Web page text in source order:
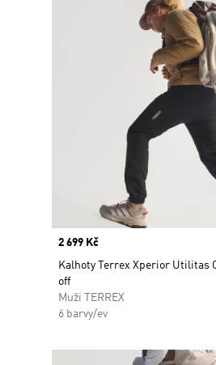
Price
2 699 Kč
Kalhoty Terrex Xperior Utilitas
off
Muži TERREX
6 barvy/ev